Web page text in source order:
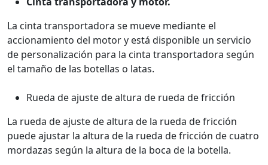
La cinta transportadora se mueve mediante el
accionamiento del motor y está disponible un servicio
de personalización para la cinta transportadora según
el tamaño de las botellas o latas.
Rueda de ajuste de altura de rueda de fricción
La rueda de ajuste de altura de la rueda de fricción
puede ajustar la altura de la rueda de fricción de cuatro
mordazas según la altura de la boca de la botella.